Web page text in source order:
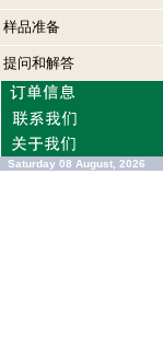
样品准备
提问和解答
Saturday 08 August, 2026